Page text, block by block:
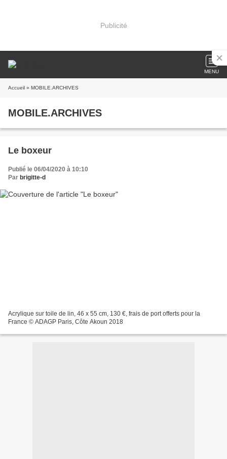
Publicité
MENU
Accueil » MOBILE.ARCHIVES
MOBILE.ARCHIVES
Le boxeur
Publié le 06/04/2020 à 10:10
Par brigitte-d
Acrylique sur toile de lin, 46 x 55 cm, 130 €, frais de port offerts pour la
France © ADAGP Paris, Côte Akoun 2018